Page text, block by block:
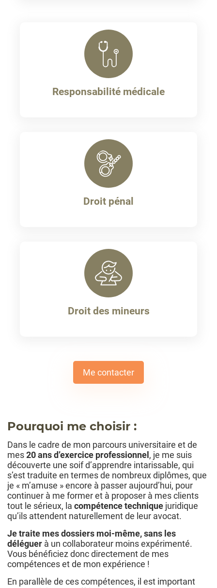
Responsabilité médicale
Droit pénal
Droit des mineurs
Me contacter
Pourquoi me choisir :
Dans le cadre de mon parcours universitaire et de
mes20 ans d’exercice professionnel , je me suis
découverte une soif d’apprendre intarissable, qui
s’est traduite en termes de nombreux diplômes, que
je « m’amuse » encore à passer aujourd’hui, pour
continuer à me former et à proposer à mes clients
tout le sérieux, la compétence technique juridique
qu’ils attendent naturellement de leur avocat.
Je traite mes dossiers moi-même, sans les
déléguer à un collaborateur moins expérimenté.
Vous bénéficiez donc directement de mes
compétences et de mon expérience !
En parallèle de ces compétences, il est important